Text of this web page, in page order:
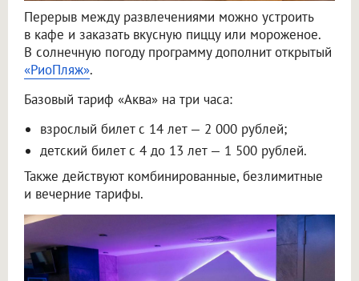
Перерыв между развлечениями можно устроить
в кафе и заказать вкусную пиццу или мороженое.
В солнечную погоду программу дополнит открытый
«РиоПляж».
Базовый тариф «Аква» на три часа:
взрослый билет с 14 лет — 2 000 рублей;
детский билет с 4 до 13 лет — 1 500 рублей.
Также действуют комбинированные, безлимитные
и вечерние тарифы.